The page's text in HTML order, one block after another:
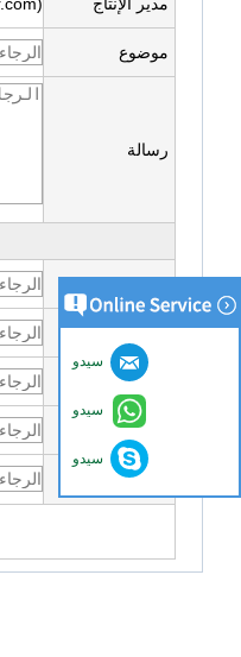
مدير الإنتاج (cido@growtraysupplier.com)
موضوع
رسالة
بريد إلكتروني
شركة
هاتف
تحقق
سيدو
سيدو
سيدو